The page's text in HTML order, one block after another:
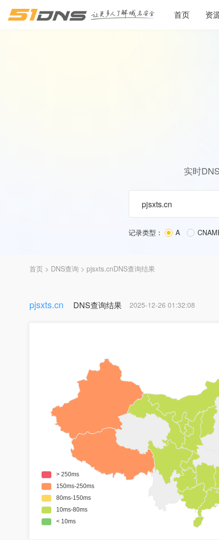
首页 资
实时
记录类型： A
首页 > DNS查询 > pjsxts.cnDNS查询结果
pjsxts.cn DNS查询结果 2025-12-26 01:32:08